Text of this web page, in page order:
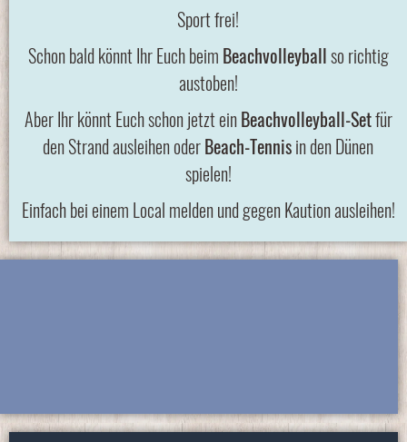
Sport frei!
Schon bald könnt Ihr Euch beim Beachvolleyballso richtig
austoben!
Aber Ihr könnt Euch schon jetzt einBeachvolleyball-Setfür
den Strand ausleihen oderBeach-Tennisin den Dünen
spielen!
Einfach bei einem Local melden und gegen Kaution ausleihen!